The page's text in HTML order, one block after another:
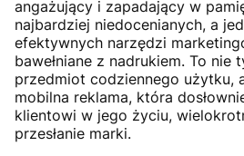
angażujący i zapadający w
najbardziej niedocenianych, a
efektywnych narzędzi
bawełniane z nadrukiem. To nie
przedmiot codziennego użytku,
mobilna reklama, która
klientowi w jego życiu,
przesłanie marki.